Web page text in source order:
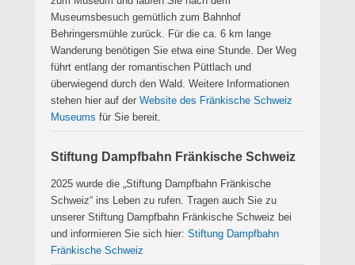
Museumsbesuch gemütlich zum Bahnhof
Behringersmühle zurück. Für die ca. 6 km lange
Wanderung benötigen Sie etwa eine Stunde. Der Weg
führt entlang der romantischen Püttlach und
überwiegend durch den Wald. Weitere Informationen
stehen hier auf der Website des Fränkische Schweiz
Museums für Sie bereit.
Stiftung Dampfbahn Fränkische Schweiz
2025 wurde die „Stiftung Dampfbahn Fränkische
Schweiz“ ins Leben zu rufen. Tragen auch Sie zu
unserer Stiftung Dampfbahn Fränkische Schweiz bei
und informieren Sie sich hier: Stiftung Dampfbahn
Fränkische Schweiz